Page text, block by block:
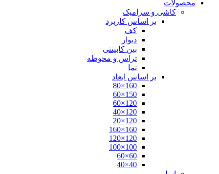
محصولات
کاشی و سرامیک
بر اساس کاربرد
کف
دیوار
بین کابینتی
تراس و محوطه
نما
بر اساس ابعاد
160×80
150×60
120×60
120×40
120×20
160×160
120×120
100×100
60×60
40×40